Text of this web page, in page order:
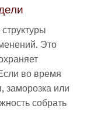
Это
во время
заморозка или
собрать